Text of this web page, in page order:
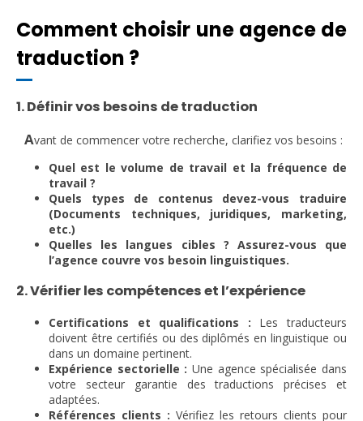
Comment choisir une agence de
traduction ?
1. Définir vos besoins de traduction
Avant de commencer votre recherche, clarifiez vos besoins :
Quel est le volume de travail et la fréquence de
travail ?
Quels types de contenus devez-vous traduire
(Documents techniques, juridiques, marketing,
etc.)
Quelles les langues cibles ? Assurez-vous que
l’agence couvre vos besoin linguistiques.
2. Vérifier les compétences et l’expérience
Certifications et qualifications : Les traducteurs
doivent être certifiés ou des diplômés en linguistique ou
dans un domaine pertinent.
Expérience sectorielle : Une agence spécialisée dans
votre secteur garantie des traductions précises et
adaptées.
Références clients : Vérifiez les retours clients pour